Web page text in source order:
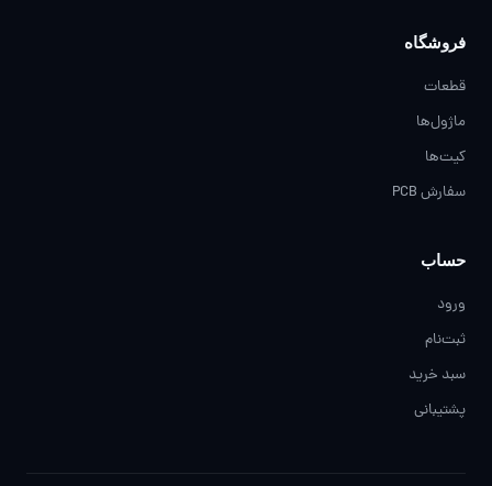
فروشگاه
قطعات
ماژول‌ها
کیت‌ها
سفارش PCB
حساب
ورود
ثبت‌نام
سبد خرید
پشتیبانی